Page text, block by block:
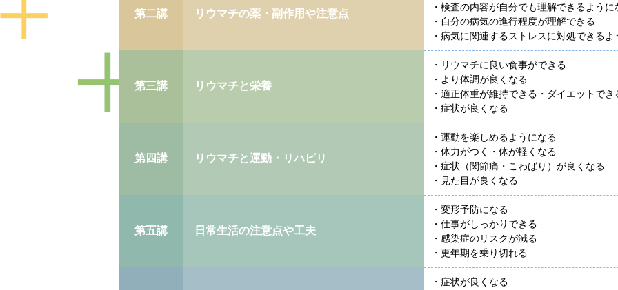
第二講 リウマチの薬・副作用や注意点
・検査の内容が自分でも理解できるように
・自分の病気の進行程度が理解できる
・病気に関連するストレスに対処できるよ
第三講 リウマチと栄養
・リウマチに良い食事ができる
・より体調が良くなる
・適正体重が維持できる・ダイエットで
・症状が良くなる
第四講 リウマチと運動・リハビリ
・運動を楽しめるようになる
・体力がつく・体が軽くなる
・症状（関節痛・こわばり）が良くなる
・見た目が良くなる
第五講 日常生活の注意点や工夫
・変形予防になる
・仕事がしっかりできる
・感染症のリスクが減る
・更年期を乗り切れる
・症状が良くなる